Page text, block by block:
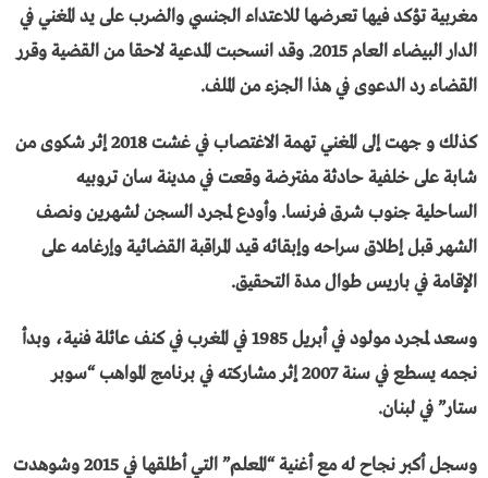
مغربية تؤكد فيها تعرضها للاعتداء الجنسي والضرب على يد المغني في
الدار البيضاء العام 2015. وقد انسحبت المدعية لاحقا من القضية وقرر
القضاء رد الدعوى في هذا الجزء من الملف.
كذلك و جهت إلى المغني تهمة الاغتصاب في غشت 2018 إثر شكوى من
شابة على خلفية حادثة مفترضة وقعت في مدينة سان تروبيه
الساحلية جنوب شرق فرنسا. وأودع لمجرد السجن لشهرين ونصف
الشهر قبل إطلاق سراحه وإبقائه قيد المراقبة القضائية وإرغامه على
الإقامة في باريس طوال مدة التحقيق.
وسعد لمجرد مولود في أبريل 1985 في المغرب في كنف عائلة فنية، وبدأ
نجمه يسطع في سنة 2007 إثر مشاركته في برنامج المواهب “سوبر
ستار” في لبنان.
وسجل أكبر نجاح له مع أغنية “المعلم” التي أطلقها في 2015 وشوهدت